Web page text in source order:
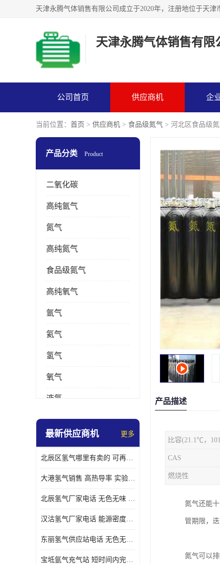
天津永腾气体销售有限
公司首页 供应商机 企
当前位置： 首页 > 供应商机 > 食品级氮气 > 河北区食品级
产品分类 Product
二氧化碳
高纯氩气
氮气
高纯氮气
食品级氮气
高纯氧气
氩气
氦气
氢气
氧气
液氮
乙炔
最新供应商机 更多
北辰区氢气哪里有卖的 可再生 实验室应用
大港氢气销售 高热导率 实验室应用
北辰氢气厂家电话 无色无味 凝点为-259
汉沽氢气厂家电话 能源密度高 储存和传输便利
东丽氢气供应站电话 无色无味 储存和传输便利
宝坻氩气充气站 短时间内完成 人员经过培训
产品描述
CAS
燃烧性
氮气还能
管期限，迭
氮气可以